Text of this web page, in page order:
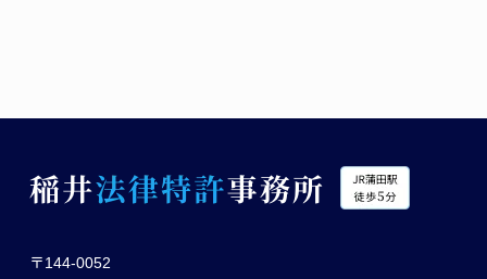
〒144-0052